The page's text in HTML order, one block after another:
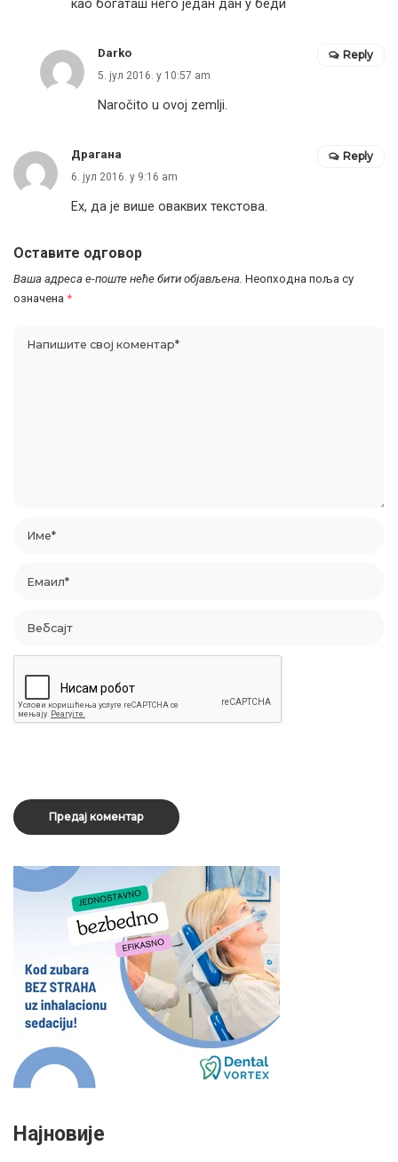
као богаташ него један дан у беди
Darko
5. јул 2016. у 10:57 am
Naročito u ovoj zemlji.
Reply
Драгана
6. јул 2016. у 9:16 am
Ех, да је више оваквих текстова.
Reply
Оставите одговор
Ваша адреса е-поште неће бити објављена. Неопходна поља су
означена *
Најновије